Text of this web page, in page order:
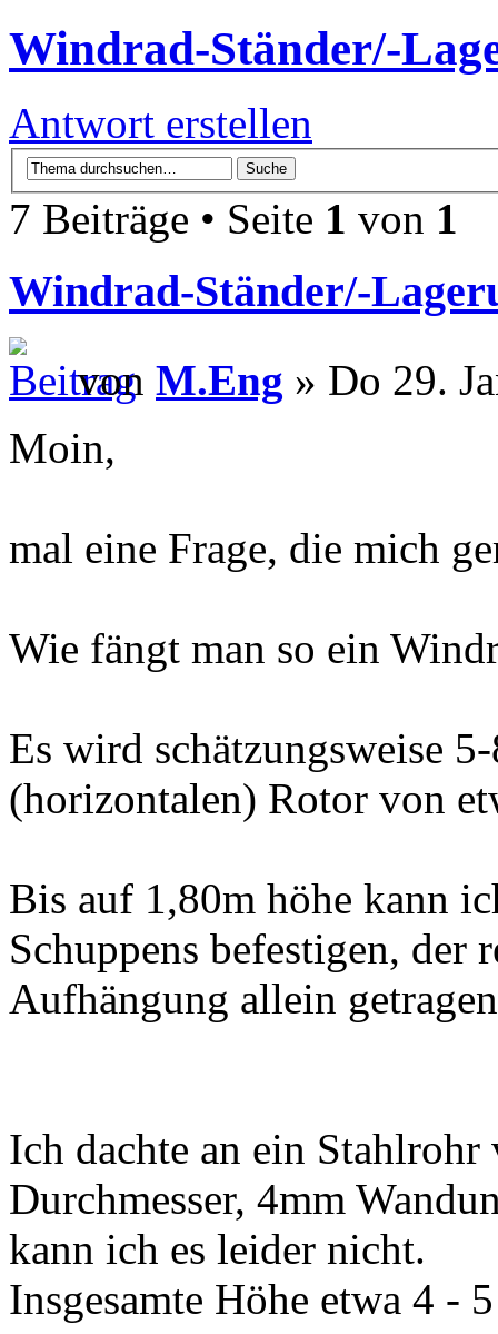
Windrad-Ständer/-
Antwort erstellen
7 Beiträge • Seite 1 von 1
Windrad-Ständer/-
von M.Eng » Do 29.
Moin,
mal eine Frage, die mich
Wie fängt man so ein
Es wird schätzungsweise
(horizontalen) Rotor von
Bis auf 1,80m höhe kann
Schuppens befestigen, der
Aufhängung allein
Ich dachte an ein
Durchmesser, 4mm
kann ich es leider nicht.
Insgesamte Höhe etwa 4 -